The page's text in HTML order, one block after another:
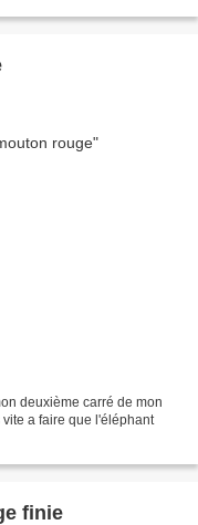
deuxième carré de mon
a faire que l'éléphant
finie